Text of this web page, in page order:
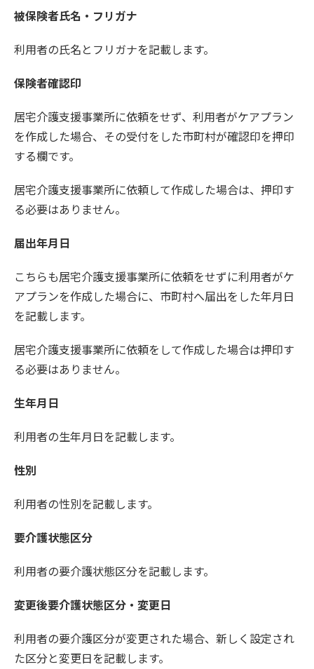
被保険者氏名・フリガナ
利用者の氏名とフリガナを記載します。
保険者確認印
居宅介護支援事業所に依頼をせず、利用者がケアプラン
を作成した場合、その受付をした市町村が確認印を押印
する欄です。
居宅介護支援事業所に依頼して作成した場合は、押印す
る必要はありません。
届出年月日
こちらも居宅介護支援事業所に依頼をせずに利用者がケ
アプランを作成した場合に、市町村へ届出をした年月日
を記載します。
居宅介護支援事業所に依頼をして作成した場合は押印す
る必要はありません。
生年月日
利用者の生年月日を記載します。
性別
利用者の性別を記載します。
要介護状態区分
利用者の要介護状態区分を記載します。
変更後要介護状態区分・変更日
利用者の要介護区分が変更された場合、新しく設定され
た区分と変更日を記載します。